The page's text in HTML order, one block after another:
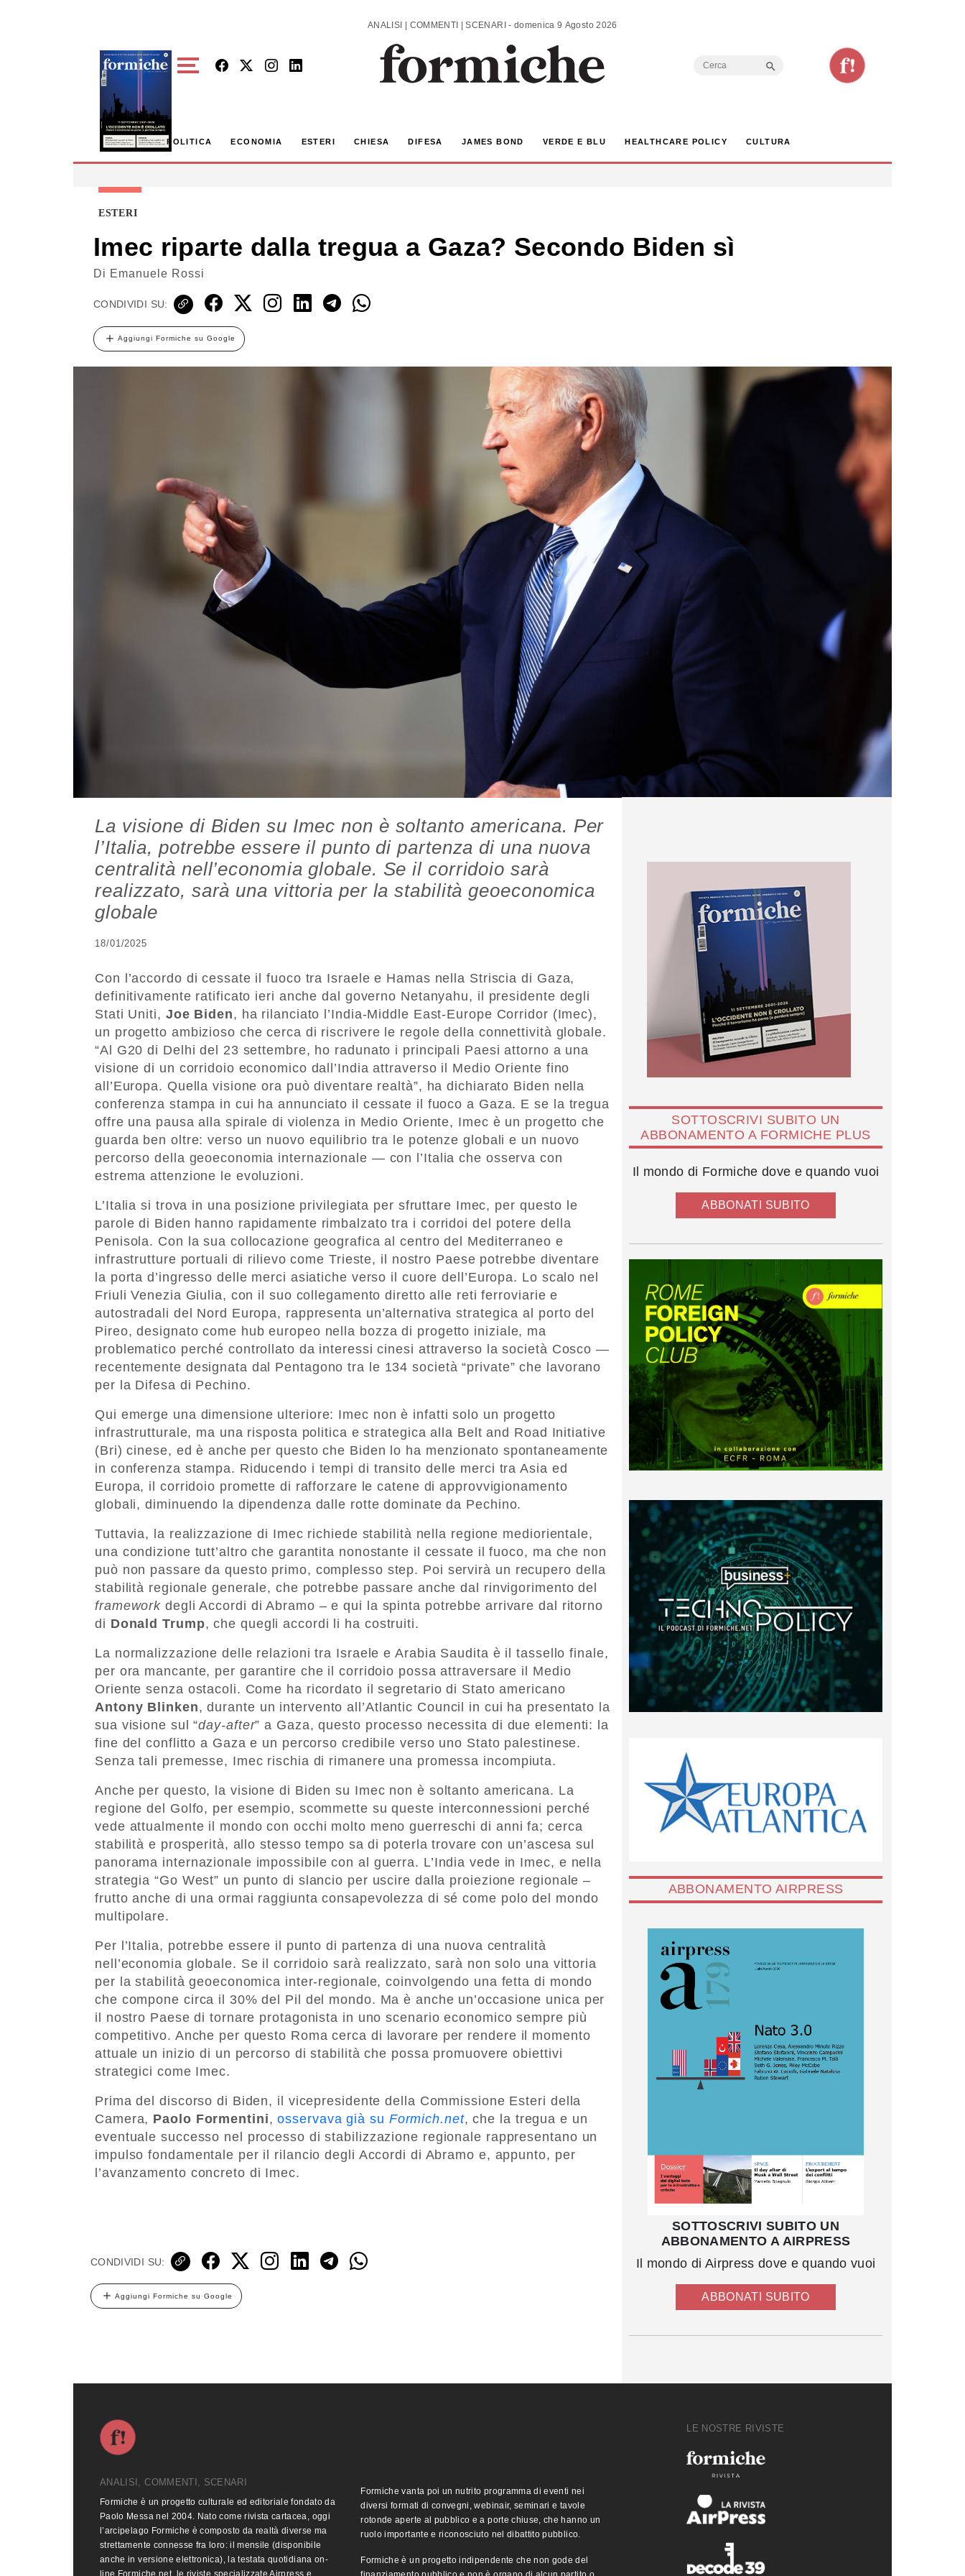
ANALISI | COMMENTI | SCENARI - domenica 9 Agosto 2026
Search
POLITICA ECONOMIA ESTERI CHIESA DIFESA JAMES BOND VERDE E BLU HEALTHCARE POLICY CULTURA
ESTERI
Imec riparte dalla tregua a Gaza? Secondo Biden sì
Di Emanuele Rossi
CONDIVIDI SU:
Aggiungi Formiche su Google
La visione di Biden su Imec non è soltanto americana. Per
l’Italia, potrebbe essere il punto di partenza di una nuova
centralità nell’economia globale. Se il corridoio sarà
realizzato, sarà una vittoria per la stabilità geoeconomica
globale
18/01/2025
Con l’accordo di cessate il fuoco tra Israele e Hamas nella Striscia di Gaza,
definitivamente ratificato ieri anche dal governo Netanyahu, il presidente degli
Stati Uniti, Joe Biden, ha rilanciato l’India-Middle East-Europe Corridor (Imec),
un progetto ambizioso che cerca di riscrivere le regole della connettività globale.
“Al G20 di Delhi del 23 settembre, ho radunato i principali Paesi attorno a una
visione di un corridoio economico dall’India attraverso il Medio Oriente fino
all’Europa. Quella visione ora può diventare realtà”, ha dichiarato Biden nella
conferenza stampa in cui ha annunciato il cessate il fuoco a Gaza. E se la tregua
offre una pausa alla spirale di violenza in Medio Oriente, Imec è un progetto che
guarda ben oltre: verso un nuovo equilibrio tra le potenze globali e un nuovo
percorso della geoeconomia internazionale — con l’Italia che osserva con
estrema attenzione le evoluzioni.
L’Italia si trova in una posizione privilegiata per sfruttare Imec, per questo le
parole di Biden hanno rapidamente rimbalzato tra i corridoi del potere della
Penisola. Con la sua collocazione geografica al centro del Mediterraneo e
infrastrutture portuali di rilievo come Trieste, il nostro Paese potrebbe diventare
la porta d’ingresso delle merci asiatiche verso il cuore dell’Europa. Lo scalo nel
Friuli Venezia Giulia, con il suo collegamento diretto alle reti ferroviarie e
autostradali del Nord Europa, rappresenta un’alternativa strategica al porto del
Pireo, designato come hub europeo nella bozza di progetto iniziale, ma
problematico perché controllato da interessi cinesi attraverso la società Cosco —
recentemente designata dal Pentagono tra le 134 società “private” che lavorano
per la Difesa di Pechino.
Qui emerge una dimensione ulteriore: Imec non è infatti solo un progetto
infrastrutturale, ma una risposta politica e strategica alla Belt and Road Initiative
(Bri) cinese, ed è anche per questo che Biden lo ha menzionato spontaneamente
in conferenza stampa. Riducendo i tempi di transito delle merci tra Asia ed
Europa, il corridoio promette di rafforzare le catene di approvvigionamento
globali, diminuendo la dipendenza dalle rotte dominate da Pechino.
Tuttavia, la realizzazione di Imec richiede stabilità nella regione mediorientale,
una condizione tutt’altro che garantita nonostante il cessate il fuoco, ma che non
può non passare da questo primo, complesso step. Poi servirà un recupero della
stabilità regionale generale, che potrebbe passare anche dal rinvigorimento del
framework degli Accordi di Abramo – e qui la spinta potrebbe arrivare dal ritorno
di Donald Trump, che quegli accordi li ha costruiti.
La normalizzazione delle relazioni tra Israele e Arabia Saudita è il tassello finale,
per ora mancante, per garantire che il corridoio possa attraversare il Medio
Oriente senza ostacoli. Come ha ricordato il segretario di Stato americano
Antony Blinken, durante un intervento all’Atlantic Council in cui ha presentato la
sua visione sul “day-after” a Gaza, questo processo necessita di due elementi: la
fine del conflitto a Gaza e un percorso credibile verso uno Stato palestinese.
Senza tali premesse, Imec rischia di rimanere una promessa incompiuta.
Anche per questo, la visione di Biden su Imec non è soltanto americana. La
regione del Golfo, per esempio, scommette su queste interconnessioni perché
vede attualmente il mondo con occhi molto meno guerreschi di anni fa; cerca
stabilità e prosperità, allo stesso tempo sa di poterla trovare con un’ascesa sul
panorama internazionale impossibile con al guerra. L’India vede in Imec, e nella
strategia “Go West” un punto di slancio per uscire dalla proiezione regionale –
frutto anche di una ormai raggiunta consapevolezza di sé come polo del mondo
multipolare.
Per l’Italia, potrebbe essere il punto di partenza di una nuova centralità
nell’economia globale. Se il corridoio sarà realizzato, sarà non solo una vittoria
per la stabilità geoeconomica inter-regionale, coinvolgendo una fetta di mondo
che compone circa il 30% del Pil del mondo. Ma è anche un’occasione unica per
il nostro Paese di tornare protagonista in uno scenario economico sempre più
competitivo. Anche per questo Roma cerca di lavorare per rendere il momento
attuale un inizio di un percorso di stabilità che possa promuovere obiettivi
strategici come Imec.
Prima del discorso di Biden, il vicepresidente della Commissione Esteri della
Camera, Paolo Formentini,osservava già su Formich.net, che la tregua e un
eventuale successo nel processo di stabilizzazione regionale rappresentano un
impulso fondamentale per il rilancio degli Accordi di Abramo e, appunto, per
l’avanzamento concreto di Imec.
CONDIVIDI SU:
Aggiungi Formiche su Google
SOTTOSCRIVI SUBITO UN
ABBONAMENTO A FORMICHE PLUS
Il mondo di Formiche dove e quando vuoi
ABBONATI SUBITO
ABBONAMENTO AIRPRESS
SOTTOSCRIVI SUBITO UN
ABBONAMENTO A AIRPRESS
Il mondo di Airpress dove e quando vuoi
ABBONATI SUBITO
ANALISI, COMMENTI, SCENARI
Formiche è un progetto culturale ed editoriale fondato da
Paolo Messa nel 2004. Nato come rivista cartacea, oggi
l’arcipelago Formiche è composto da realtà diverse ma
strettamente connesse fra loro: il mensile (disponibile
anche in versione elettronica), la testata quotidiana on-
line Formiche.net, le riviste specializzate Airpress e
Formiche vanta poi un nutrito programma di eventi nei
diversi formati di convegni, webinair, seminari e tavole
rotonde aperte al pubblico e a porte chiuse, che hanno un
ruolo importante e riconosciuto nel dibattito pubblico.
Formiche è un progetto indipendente che non gode del
LE NOSTRE RIVISTE